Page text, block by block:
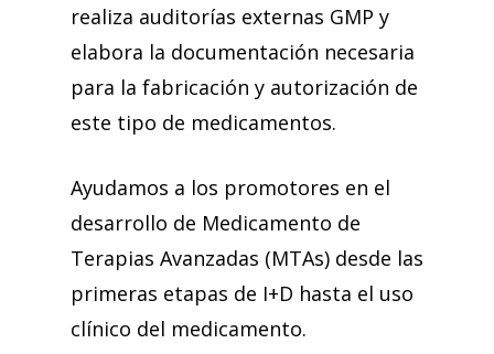
realiza auditorías externas GMP y
elabora la documentación necesaria
para la fabricación y autorización de
este tipo de medicamentos.
Ayudamos a los promotores en el
desarrollo de Medicamento de
Terapias Avanzadas (MTAs) desde las
primeras etapas de I+D hasta el uso
clínico del medicamento.